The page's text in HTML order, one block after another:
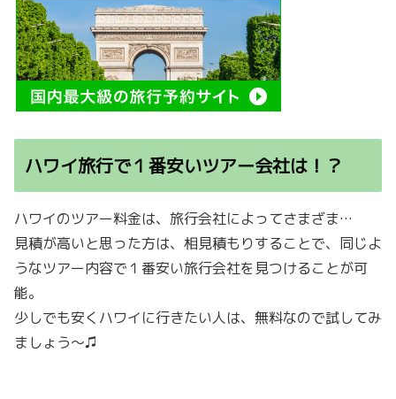
ハワイ旅行で１番安いツアー会社は！？
ハワイのツアー料金は、旅行会社によってさまざま…
見積が高いと思った方は、相見積もりすることで、同じよ
うなツアー内容で１番安い旅行会社を見つけることが可
能。
少しでも安くハワイに行きたい人は、無料なので試してみ
ましょう〜♫